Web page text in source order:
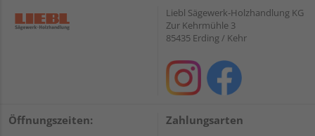
Liebl Sägewerk-Holzhandlung KG
Zur Kehrmühle 3
85435 Erding / Kehr
Öffnungszeiten: Zahlungsarten